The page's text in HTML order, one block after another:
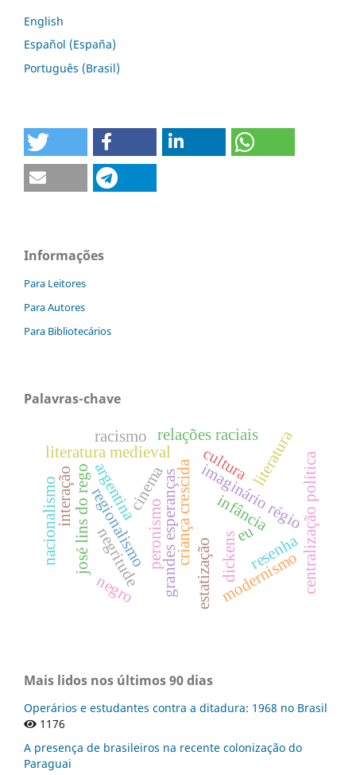
English
Español (España)
Português (Brasil)
Informações
Para Leitores
Para Autores
Para Bibliotecários
Palavras-chave
dickens
infância
grandes esperançascriança crescida
cinema imaginário régio
literatura medieval centralização política
peronismo
argentina
literatura
josé lins do rego
modernismo
regionalismo
cultura
negritude
negro
relações raciais
racismo
eu
interação
estatização
nacionalismo resenha
Mais lidos nos últimos 90 dias
Operários e estudantes contra a ditadura: 1968 no Brasil
1176
A presença de brasileiros na recente colonização do
Paraguai